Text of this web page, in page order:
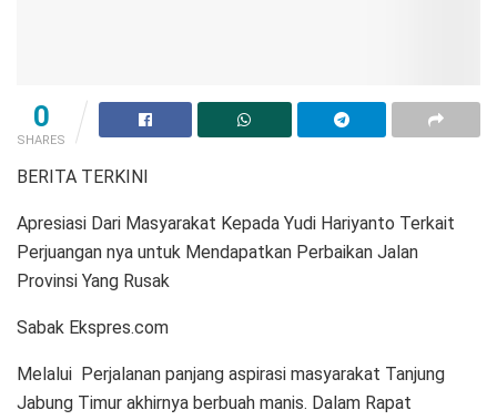
0
SHARES
BERITA TERKINI
Apresiasi Dari Masyarakat Kepada Yudi Hariyanto Terkait
Perjuangan nya untuk Mendapatkan Perbaikan Jalan
Provinsi Yang Rusak
Sabak Ekspres.com
Melalui Perjalanan panjang aspirasi masyarakat Tanjung
Jabung Timur akhirnya berbuah manis. Dalam Rapat